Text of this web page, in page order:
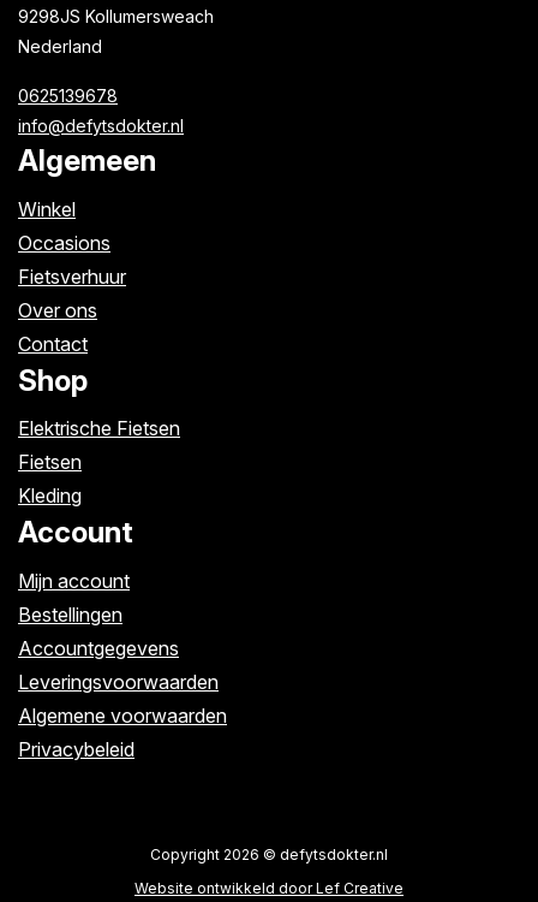
9298JS Kollumersweach
Nederland
0625139678
info@defytsdokter.nl
Algemeen
Winkel
Occasions
Fietsverhuur
Over ons
Contact
Shop
Elektrische Fietsen
Fietsen
Kleding
Account
Mijn account
Bestellingen
Accountgegevens
Leveringsvoorwaarden
Algemene voorwaarden
Privacybeleid
Copyright 2026 © defytsdokter.nl
Website ontwikkeld door Lef Creative